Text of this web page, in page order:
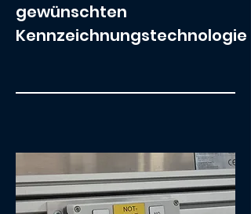
gewünschten
Kennzeichnungstechnologie